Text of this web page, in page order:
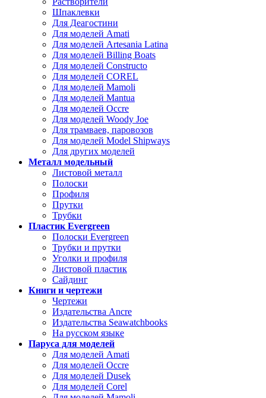
Шпаклевки
Для Деагостини
Для моделей Amati
Для моделей Artesania Latina
Для моделей Billing Boats
Для моделей Constructo
Для моделей COREL
Для моделей Mamoli
Для моделей Mantua
Для моделей Occre
Для моделей Woody Joe
Для трамваев, паровозов
Для моделей Model Shipways
Для других моделей
Металл модельный
Листовой металл
Полоски
Профиля
Прутки
Трубки
Пластик Evergreen
Полоски Evergreen
Трубки и прутки
Уголки и профиля
Листовой пластик
Сайдинг
Книги и чертежи
Чертежи
Издательства Ancre
Издательства Seawatchbooks
На русском языке
Паруса для моделей
Для моделей Amati
Для моделей Occre
Для моделей Dusek
Для моделей Corel